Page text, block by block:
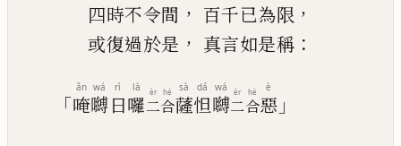
四時不令間 ， 百千已為限 ，
或復過於是 ， 真言如是稱 ：
「唵
ǎn
嚩
wá
日
rì
囉
là
二
èr
合
hé
薩
sà
怛
dá
嚩
wá
二
èr
合
hé
惡
è
」